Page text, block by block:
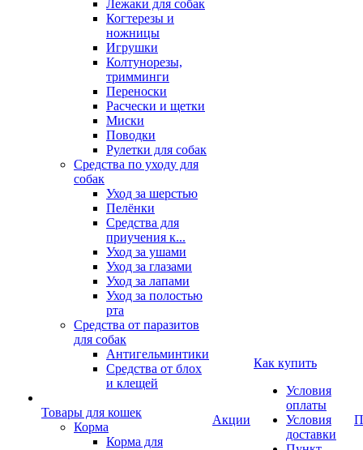
Лежаки для собак
Когтерезы и
ножницы
Игрушки
Колтунорезы,
тримминги
Переноски
Расчески и щетки
Миски
Поводки
Рулетки для собак
Средства по уходу для
собак
Уход за шерстью
Пелёнки
Средства для
приучения к...
Уход за ушами
Уход за глазами
Уход за лапами
Уход за полостью
рта
Средства от паразитов
для собак
Антигельминтики
Средства от блох
и клещей
Товары для кошек
Корма
Корма для
Акции
Как купить
Условия
оплаты
Условия
доставки